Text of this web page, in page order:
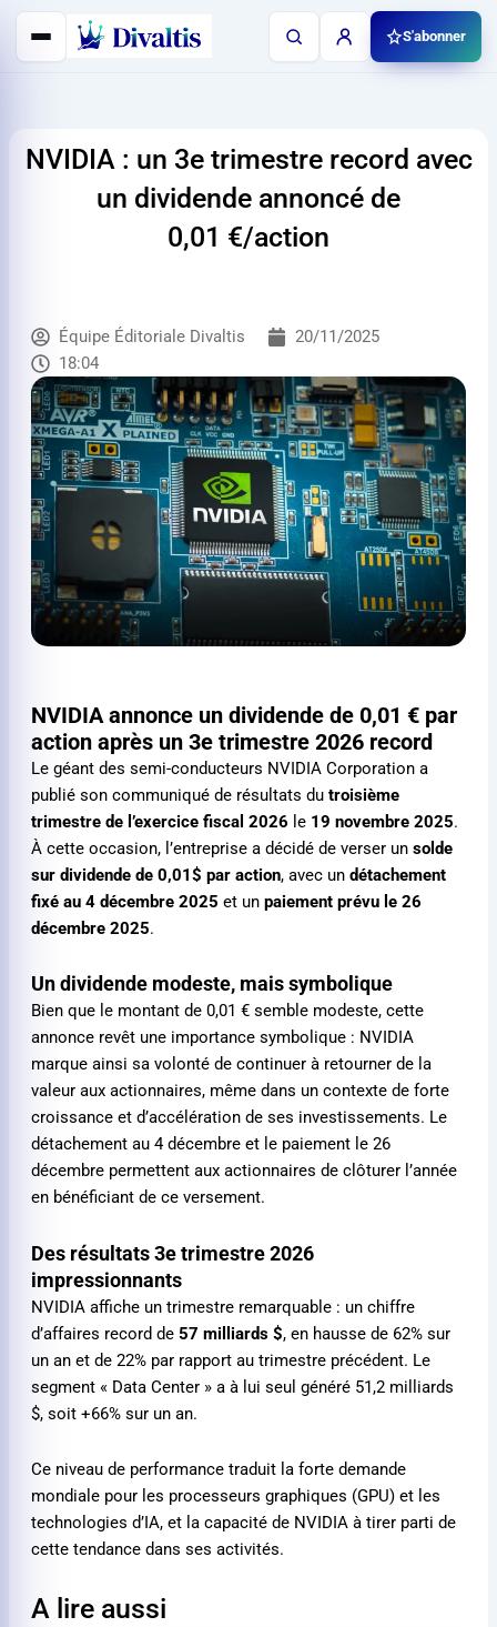
Aller
contenu
S'abonner
NVIDIA : un 3e trimestre record avec
un dividende annoncé de
0,01 €/action
Équipe Éditoriale Divaltis
20/11/2025
18:04
NVIDIA annonce un dividende de 0,01 € par
action après un 3e trimestre 2026 record
Le géant des semi-conducteurs NVIDIA Corporation a
publié son communiqué de résultats dutroisième
trimestre de l’exercice fiscal 2026 le 19 novembre 2025.
À cette occasion, l’entreprise a décidé de verser unsolde
sur dividende de 0,01$ par action, avec undétachement
fixé au 4 décembre 2025 et unpaiement prévu le 26
décembre 2025.
Un dividende modeste, mais symbolique
Bien que le montant de0,01 € semble modeste, cette
annonce revêt une importance symbolique : NVIDIA
marque ainsi sa volonté de continuer à retourner de la
valeur aux actionnaires, même dans un contexte de forte
croissance et d’accélération de ses investissements. Le
détachement au 4 décembre et le paiement le 26
décembre permettent aux actionnaires de clôturer l’année
en bénéficiant de ce versement.
Des résultats 3e trimestre 2026
impressionnants
NVIDIA affiche un trimestre remarquable : un chiffre
d’affaires record de57 milliards $, en hausse de 62% sur
un an et de 22% par rapport au trimestre précédent. Le
segment « Data Center » a à lui seul généré 51,2 milliards
$, soit +66% sur un an.
Ce niveau de performance traduit la forte demande
mondiale pour les processeurs graphiques (GPU) et les
technologies d’IA, et la capacité de NVIDIA à tirer parti de
cette tendance dans ses activités.
A lire aussi